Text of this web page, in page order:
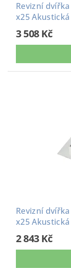
Revizní
x25
3 508 Kč
Revizní
x25
2 843 Kč